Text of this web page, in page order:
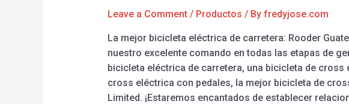
Leave a Comment / Productos / By fredyjose.com
La mejor bicicleta eléctrica de carretera: Rooder
nuestro excelente comando en todas las etapas de
bicicleta eléctrica de carretera, una bicicleta de
cross eléctrica con pedales, la mejor bicicleta de
Limited. ¡Estaremos encantados de establecer